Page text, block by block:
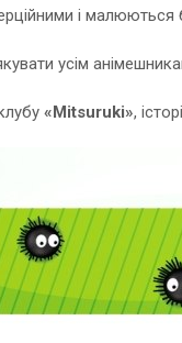
і малюються
усім
«Mitsuruki»,